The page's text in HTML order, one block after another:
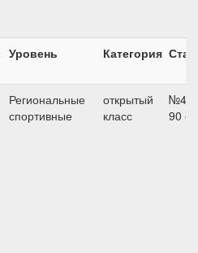
Уровень Категория
Региональные
спортивные
открытый
класс
№4,
90 см